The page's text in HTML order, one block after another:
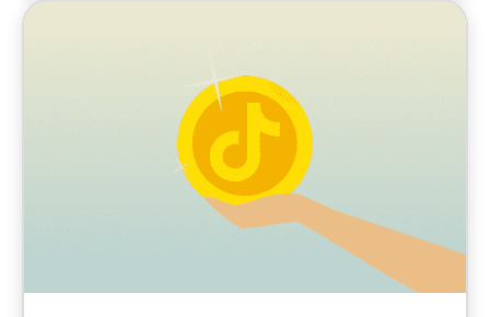
プライバシーを考える
ストリーミングを楽しむ
動画